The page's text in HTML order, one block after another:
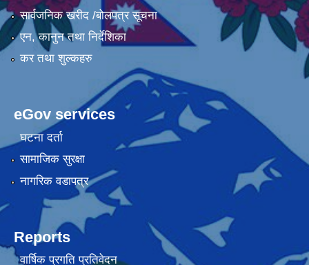
सार्वजनिक खरीद /बोलपत्र सूचना
एन, कानुन तथा निर्देशिका
कर तथा शुल्कहरु
eGov services
घटना दर्ता
सामाजिक सुरक्षा
नागरिक वडापत्र
Reports
वार्षिक प्रगति प्रतिवेदन